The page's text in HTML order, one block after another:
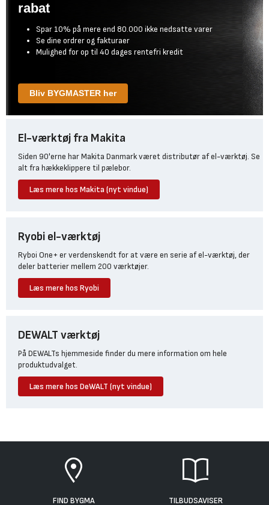
rabat
Spar 10% på mere end 80.000 ikke nedsatte varer
Se dine ordrer og fakturaer
Mulighed for op til 40 dages rentefri kredit
Bliv BYGMASTER her
El-værktøj fra Makita
Siden 90'erne har Makita Danmark været distributør af el-værktøj. Se
alt fra hækkeklippere til pælebor.
Læs mere hos Makita (nyt vindue)
Ryobi el-værktøj
Ryboi One+ er verdenskendt for at være en serie af el-værktøj, der
deler batterier mellem 200 værktøjer.
Læs mere hos Ryobi
DEWALT værktøj
På DEWALTs hjemmeside finder du mere information om hele
produktudvalget.
Læs mere hos DeWALT (nyt vindue)
FIND BYGMA TILBUDSAVISER